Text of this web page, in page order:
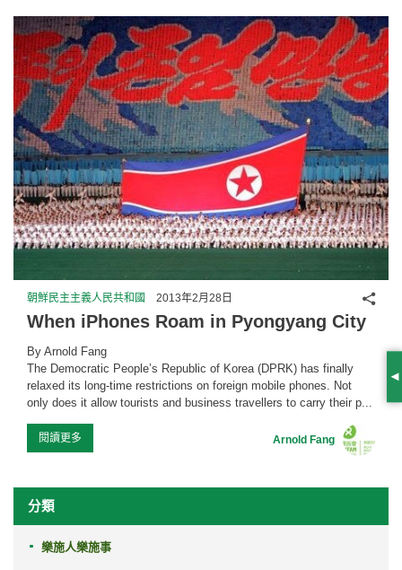
朝鮮民主主義人民共和國 2013年2月28日
When iPhones Roam in Pyongyang City
By Arnold Fang
The Democratic People’s Republic of Korea (DPRK) has finally
relaxed its long-time restrictions on foreign mobile phones. Not
only does it allow tourists and business travellers to carry their p...
閱讀更多 Arnold Fang
分享
分類
樂施人樂施事